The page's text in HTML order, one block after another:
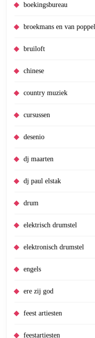
boekingsbureau
broekmans en van poppel
bruiloft
chinese
country muziek
cursussen
desenio
dj maarten
dj paul elstak
drum
elektrisch drumstel
elektronisch drumstel
engels
ere zij god
feest artiesten
feestartiesten